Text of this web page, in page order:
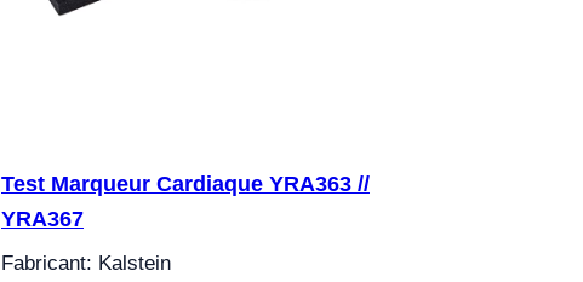
Test Marqueur Cardiaque YRA363 //
YRA367
Fabricant: Kalstein